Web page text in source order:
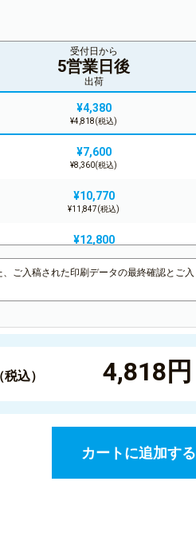
受付日から
5営業日後
出荷
¥4,380
¥4,818(税込)
¥7,600
¥8,360(税込)
¥10,770
¥11,847(税込)
¥12,800
¥19,020
¥22,070
¥24,277(税込)
¥25,120
¥27,632(税込)
¥28,120
、ご入稿された印刷データの最終確認とご入
込） 4,818円
カートに追加する